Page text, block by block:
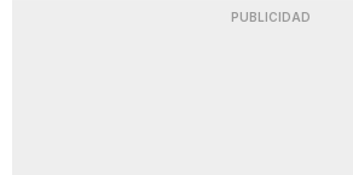
PUBLICIDAD